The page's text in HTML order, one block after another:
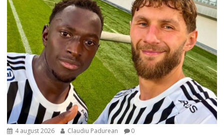
4 august 2026 Claudiu Padurean 0